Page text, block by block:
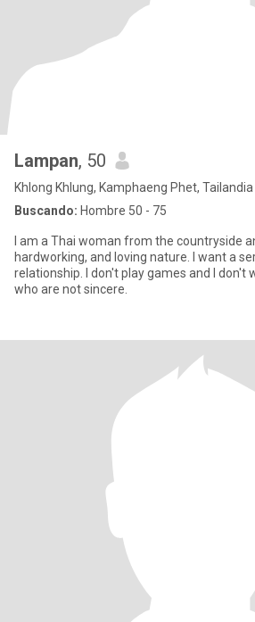
Lampan, 50
Khlong Khlung, Kamphaeng Phet, Tailandia
Buscando: Hombre 50 - 75
I am a Thai woman from the countryside
hardworking, and loving nature. I want a
relationship. I don't play games and I don't
who are not sincere.